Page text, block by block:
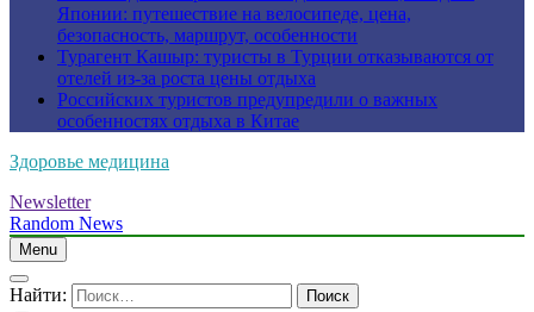
Японии: путешествие на велосипеде, цена,
безопасность, маршрут, особенности
Турагент Кашыр: туристы в Турции отказываются от
отелей из-за роста цены отдыха
Российских туристов предупредили о важных
особенностях отдыха в Китае
Здоровье медицина
Newsletter
Random News
Menu
Найти: